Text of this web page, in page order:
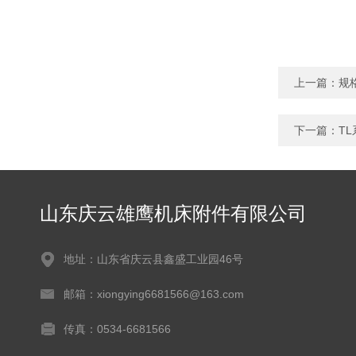
上一篇： 规
下一篇： TL
山东庆云雄鹰机床附件有限公司
地址：山东省庆云县鑫盛工业园46号
邮箱：xiongying6681566@163.com
传真：0534-6681566